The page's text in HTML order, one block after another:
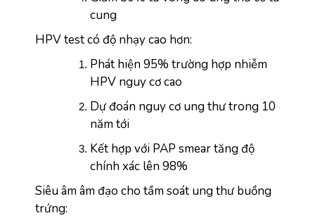
cung
HPV test có độ nhạy cao hơn:
Phát hiện 95% trường hợp nhiễm
HPV nguy cơ cao
Dự đoán nguy cơ ung thư trong 10
năm tới
Kết hợp với PAP smear tăng độ
chính xác lên 98%
Siêu âm âm đạo cho tầm soát ung thư buồng
trứng: